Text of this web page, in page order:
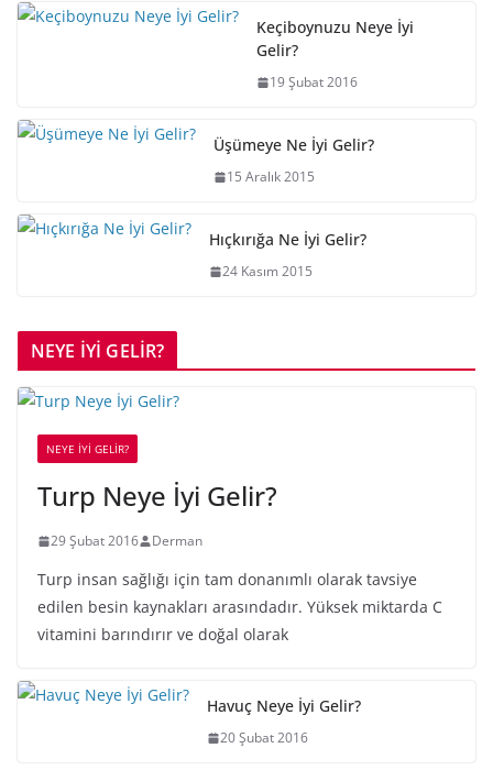
Keçiboynuzu Neye İyi
Gelir?
19 Şubat 2016
Üşümeye Ne İyi Gelir?
15 Aralık 2015
Hıçkırığa Ne İyi Gelir?
24 Kasım 2015
NEYE İYİ GELİR?
NEYE İYİ GELİR?
Turp Neye İyi Gelir?
29 Şubat 2016 Derman
Turp insan sağlığı için tam donanımlı olarak tavsiye
edilen besin kaynakları arasındadır. Yüksek miktarda C
vitamini barındırır ve doğal olarak
Havuç Neye İyi Gelir?
20 Şubat 2016